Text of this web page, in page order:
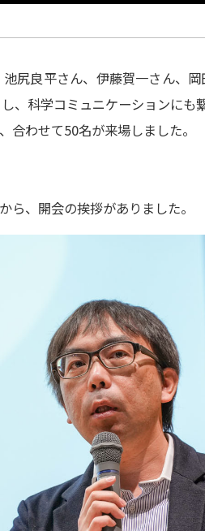
尻良平さん、伊藤賀一さん、
、科学コミュニケーションにも
合わせて50名が来場しました。
ら、開会の挨拶がありました。